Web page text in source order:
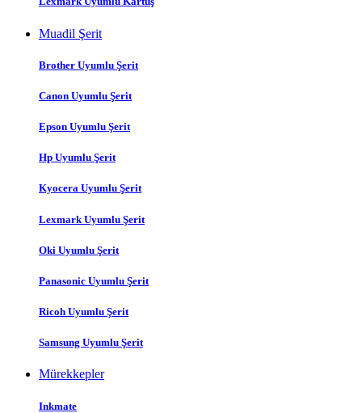
Muadil Şerit
Brother Uyumlu Şerit
Canon Uyumlu Şerit
Epson Uyumlu Şerit
Hp Uyumlu Şerit
Kyocera Uyumlu Şerit
Lexmark Uyumlu Şerit
Oki Uyumlu Şerit
Panasonic Uyumlu Şerit
Ricoh Uyumlu Şerit
Samsung Uyumlu Şerit
Mürekkepler
Inkmate